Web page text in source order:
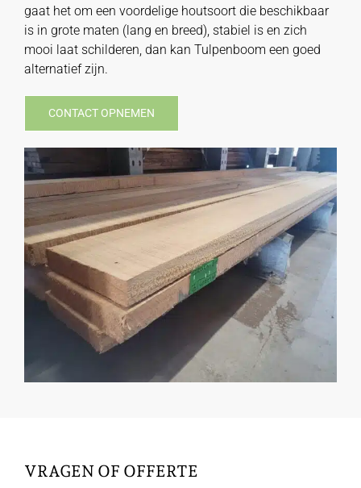
gaat het om een voordelige houtsoort die beschikbaar
is in grote maten (lang en breed), stabiel is en zich
mooi laat schilderen, dan kan Tulpenboom een goed
alternatief zijn.
CONTACT OPNEMEN
VRAGEN OF OFFERTE